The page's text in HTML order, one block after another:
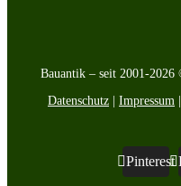
Bauantik – seit 2001-2026
Datenschutz
Impressum
Pinterest